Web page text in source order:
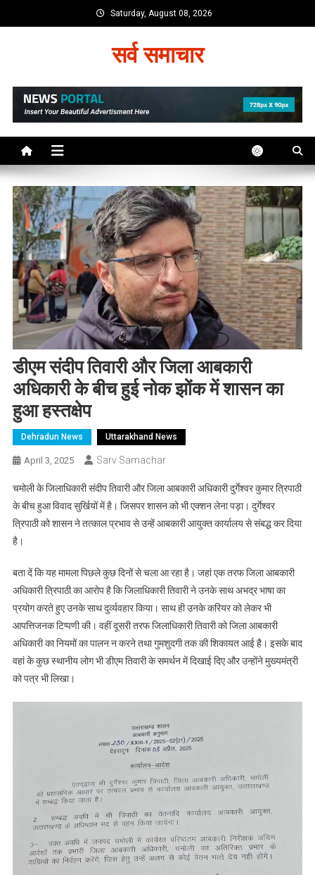
to
Saturday, August 08, 2026
सर्व समाचार
डीएम संदीप तिवारी और जिला आबकारी
अधिकारी के बीच हुई नोक झोंक में शासन का
हुआ हस्तक्षेप
Dehradun News Uttarakhand News
April 3, 2025 Sarv Samachar
चमोली के जिलाधिकारी संदीप तिवारी और जिला आबकारी अधिकारी दुर्गेश्वर कुमार त्रिपाठी
के बीच हुआ विवाद सुर्खियों में है। जिसपर शासन को भी एक्शन लेना पड़ा। दुर्गेश्वर
त्रिपाठी को शासन ने तत्काल प्रभाव से उन्हें आबकारी आयुक्त कार्यालय से संबद्ध कर दिया
है।
बता दें कि यह मामला पिछले कुछ दिनों से चला आ रहा है। जहां एक तरफ जिला आबकारी
अधिकारी त्रिपाठी का आरोप है कि जिलाधिकारी तिवारी ने उनके साथ अभद्र भाषा का
प्रयोग करते हुए उनके साथ दुर्व्यवहार किया। साथ ही उनके करियर को लेकर भी
आपत्तिजनक टिप्पणी की। वहीं दूसरी तरफ जिलाधिकारी तिवारी को जिला आबकारी
अधिकारी का नियमों का पालन न करने तथा गुमशुदगी तक की शिकायत आई है। इसके बाद
वहां के कुछ स्थानीय लोग भी डीएम तिवारी के समर्थन में दिखाई दिए और उन्होंने मुख्यमंत्री
को पत्र भी लिखा।